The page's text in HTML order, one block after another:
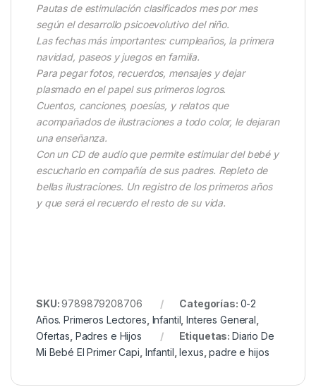
Pautas de estimulación clasificados mes por mes
según el desarrollo psicoevolutivo del niño.
Las fechas más importantes: cumpleaños, la primera
navidad, paseos y juegos en familia.
Para pegar fotos, recuerdos, mensajes y dejar
plasmado en el papel sus primeros logros.
Cuentos, canciones, poesías, y relatos que
acompañados de ilustraciones a todo color, le dejaran
una enseñanza.
Con un CD de audio que permite estimular del bebé y
escucharlo en compañía de sus padres. Repleto de
bellas ilustraciones. Un registro de los primeros años
y que será el recuerdo el resto de su vida.
SKU:9789879208706 Categorías: 0-2
Años. Primeros Lectores Infantil ,Interes General
Ofertas Padres e Hijos Etiquetas: Diario De
Mi Bebé El Primer Capi Infantil ,lexus ,padre e hijos